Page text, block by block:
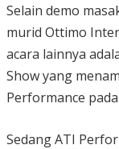
Selain demo
murid Ottimo
acara lainnya
Show yang
Performance
Sedang ATI